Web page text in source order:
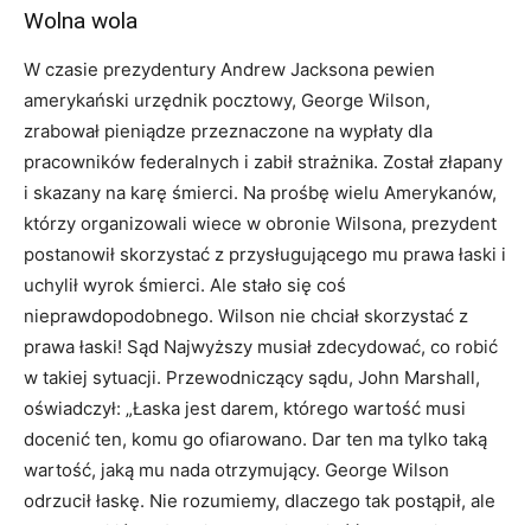
Wolna wola
W czasie prezydentury Andrew Jacksona pewien
amerykański urzędnik pocztowy, George Wilson,
zrabował pieniądze przeznaczone na wypłaty dla
pracowników federalnych i zabił strażnika. Został złapany
i skazany na karę śmierci. Na prośbę wielu Amerykanów,
którzy organizowali wiece w obronie Wilsona, prezydent
postanowił skorzystać z przysługującego mu prawa łaski i
uchylił wyrok śmierci. Ale stało się coś
nieprawdopodobnego. Wilson nie chciał skorzystać z
prawa łaski! Sąd Najwyższy musiał zdecydować, co robić
w takiej sytuacji. Przewodniczący sądu, John Marshall,
oświadczył: „Łaska jest darem, którego wartość musi
docenić ten, komu go ofiarowano. Dar ten ma tylko taką
wartość, jaką mu nada otrzymujący. George Wilson
odrzucił łaskę. Nie rozumiemy, dlaczego tak postąpił, ale